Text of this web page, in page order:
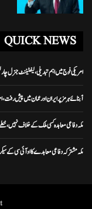
QUICK NEWS
امریکی فوج میں اہم تبدیلی، لیفٹیننٹ جنرل
آبنائے ہرمز پر ایران اور عمان میں پیش رفت،
مکہ دفاعی معاہدہ کسی ملک کے خلاف
مکہ مشترکہ دفاعی معاہدے کا او آئی سی کے